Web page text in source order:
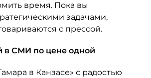
время. Пока вы
задачами,
с прессой.
в СМИ по цене одной
в Канзасе» с радостью